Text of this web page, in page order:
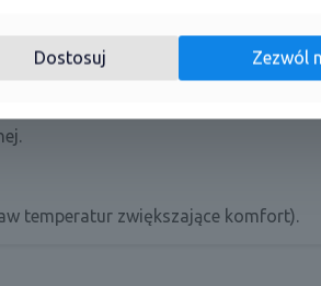
temperatur zwiększające komfort).
Dostosuj Zezwól